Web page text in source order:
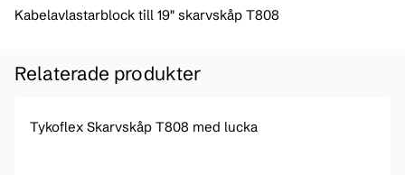
Kabelavlastarblock till 19" skarvskåp T808
Relaterade produkter
Tykoflex Skarvskåp T808 med lucka